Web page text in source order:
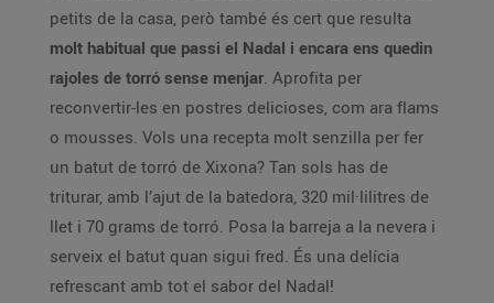
petits de la casa, però també és cert que resulta
molt habitual que passi el Nadal i encara ens quedin
rajoles de torró sense menjar. Aprofita per
reconvertir-les en postres delicioses, com ara flams
o mousses. Vols una recepta molt senzilla per fer
un batut de torró de Xixona? Tan sols has de
triturar, amb l’ajut de la batedora, 320 mil·lilitres de
llet i 70 grams de torró. Posa la barreja a la nevera i
serveix el batut quan sigui fred. És una delícia
refrescant amb tot el sabor del Nadal!